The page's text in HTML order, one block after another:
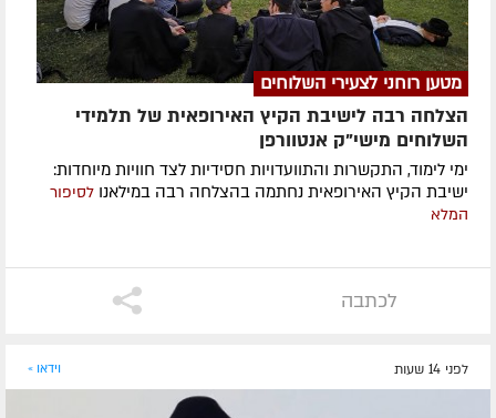
מטען רוחני לצעירי השלוחים
הצלחה רבה לישיבת הקיץ האירופאית של תלמידי
השלוחים מישי"ק אנטוורפן
ימי לימוד, התקשרות והתוועדויות חסידיות לצד חוויות מיוחדות:
ישיבת הקיץ האירופאית נחתמה בהצלחה רבה במילאנו לסיפור
המלא
לכתבה
לפני 14 שעות וידאו »